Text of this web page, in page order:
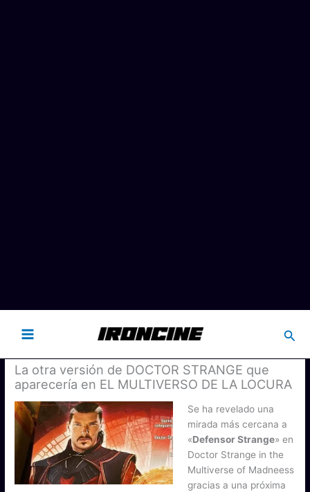
La otra versión de DOCTOR STRANGE que
aparecería en EL MULTIVERSO DE LA LOCURA
Se ha revelado una
mirada más cercana a
«Defensor Strange» en
Doctor Strange in the
Multiverse of Madneess
gracias a una próxima